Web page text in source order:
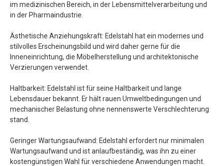
im medizinischen Bereich, in der Lebensmittelverarbeitung und
in der Pharmaindustrie.
Ästhetische Anziehungskraft: Edelstahl hat ein modernes und
stilvolles Erscheinungsbild und wird daher gerne für die
Inneneinrichtung, die Möbelherstellung und architektonische
Verzierungen verwendet.
Haltbarkeit: Edelstahl ist für seine Haltbarkeit und lange
Lebensdauer bekannt. Er hält rauen Umweltbedingungen und
mechanischer Belastung ohne nennenswerte Verschlechterung
stand.
Geringer Wartungsaufwand: Edelstahl erfordert nur minimalen
Wartungsaufwand und ist anlaufbeständig, was ihn zu einer
kostengünstigen Wahl für verschiedene Anwendungen macht.